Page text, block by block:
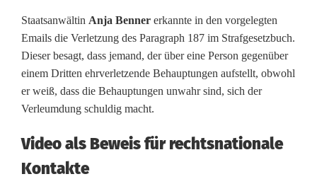
t
:
S
c
h
ö
Staatsanwältin Anja Benner erkannte in den vorgelegten
Emails die Verletzung des Paragraph 187 im Strafgesetzbuch.
Dieser besagt, dass jemand, der über eine Person gegenüber
einem Dritten ehrverletzende Behauptungen aufstellt, obwohl
er weiß, dass die Behauptungen unwahr sind, sich der
Verleumdung schuldig macht.
Video als Beweis für rechtsnationale
Kontakte